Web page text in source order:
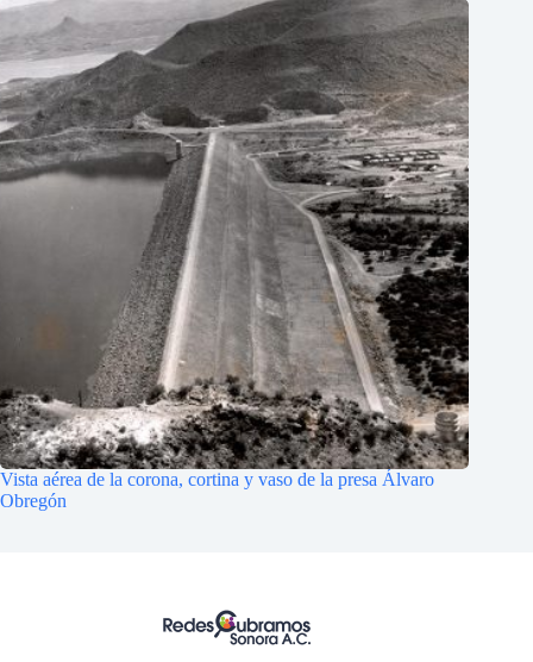
Vista aérea de la corona, cortina y vaso de la presa Álvaro
Obregón